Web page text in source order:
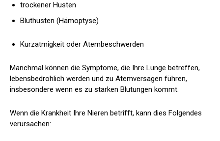
trockener Husten
Bluthusten (Hämoptyse)
Kurzatmigkeit oder Atembeschwerden
Manchmal können die Symptome, die Ihre Lunge betreffen,
lebensbedrohlich werden und zu Atemversagen führen,
insbesondere wenn es zu starken Blutungen kommt.
Wenn die Krankheit Ihre Nieren betrifft, kann dies Folgendes
verursachen: